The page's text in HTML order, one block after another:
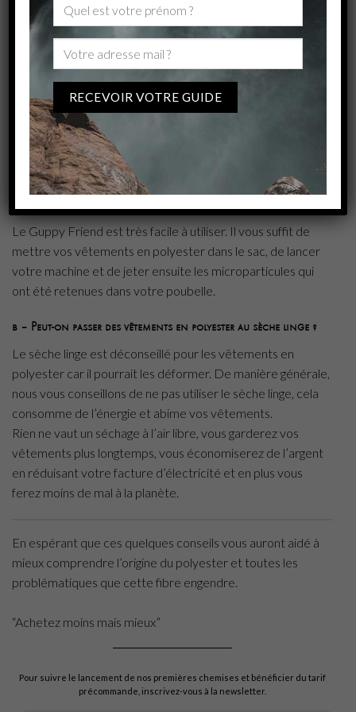
sports d’outdoor.
6 – Comment entretenir ses vêtements en polyester ?
Les vêtements en polyester peuvent facilement se laver en
machine cependant étant donné qu’ils rejettent des
microparticules à chaque lavage, nous vous conseillons de
les laver à 30 degré maximum en utilisant un sac
Guppy
Friendafin de retenir ces microparticules.
Le Guppy Friend est très facile à utiliser. Il vous suffit de
mettre vos vêtements en polyester dans le sac, de lancer
votre machine et de jeter ensuite les microparticules qui
ont été retenues dans votre poubelle.
b – Peut-on passer des vêtements en polyester au sèche linge ?
Le sèche linge est déconseillé pour les vêtements en
polyester car il pourrait les déformer. De manière générale,
nous vous conseillons de ne pas utiliser le sèche linge, cela
consomme de l’énergie et abime vos vêtements.
Rien ne vaut un séchage à l’air libre, vous garderez vos
vêtements plus longtemps, vous économiserez de l’argent
en réduisant votre facture d’électricité et en plus vous
ferez moins de mal à la planète.
En espérant que ces quelques conseils vous auront aidé à
mieux comprendre l’origine du polyester et toutes les
problématiques que cette fibre engendre.
“Achetez moins mais mieux”
Pour suivre le lancement de nos premières chemises et bénéficier du tarif
précommande, inscrivez-vous à la newsletter.